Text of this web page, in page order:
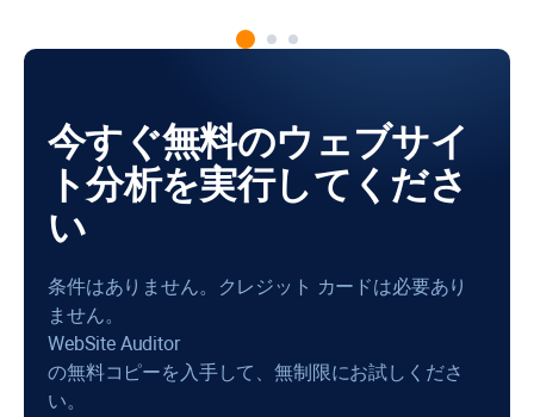
今すぐ無料のウェブサイ
ト分析を実行してくださ
い
条件はありません。クレジット カードは必要あり
ません。
WebSite Auditor
の無料コピーを入手して、無制限にお試しくださ
い。